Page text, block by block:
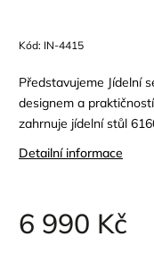
Kód: IN-4415
Představujeme Jídelní
designem a
zahrnuje jídelní stůl
Detailní informace
6 990 Kč